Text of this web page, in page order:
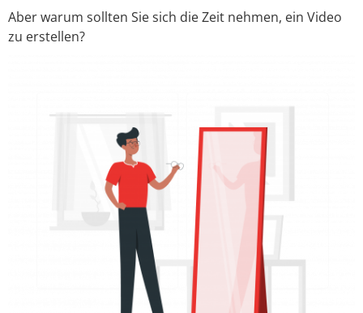
Aber warum sollten Sie sich die Zeit nehmen, ein Video
zu erstellen?